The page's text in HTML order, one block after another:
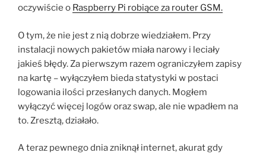
oczywiście o Raspberry Pi robiące za router GSM.
O tym, że nie jest z nią dobrze wiedziałem. Przy
instalacji nowych pakietów miała narowy i leciały
jakieś błędy. Za pierwszym razem ograniczyłem zapisy
na kartę – wyłączyłem bieda statystyki w postaci
logowania ilości przesłanych danych. Mogłem
wyłączyć więcej logów oraz swap, ale nie wpadłem na
to. Zresztą, działało.
A teraz pewnego dnia zniknął internet, akurat gdy